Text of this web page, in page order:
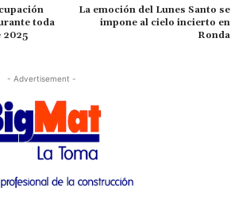
toda
2025
La emoción del Lunes Santo se
impone al cielo incierto en
Ronda
- Advertisement -